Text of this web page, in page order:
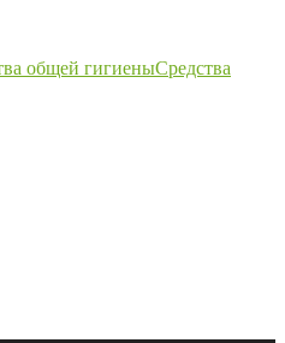
общей гигиеныСредства